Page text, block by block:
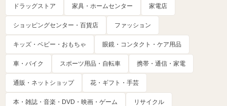
ドラッグストア 家具・ホームセンター 家電店
ショッピングセンター・百貨店 ファッション
キッズ・ベビー・おもちゃ 眼鏡・コンタクト・ケア用品
車・バイク スポーツ用品・自転車 携帯・通信・家電
通販・ネットショップ 花・ギフト・手芸
本・雑誌・音楽・DVD・映画・ゲーム リサイクル